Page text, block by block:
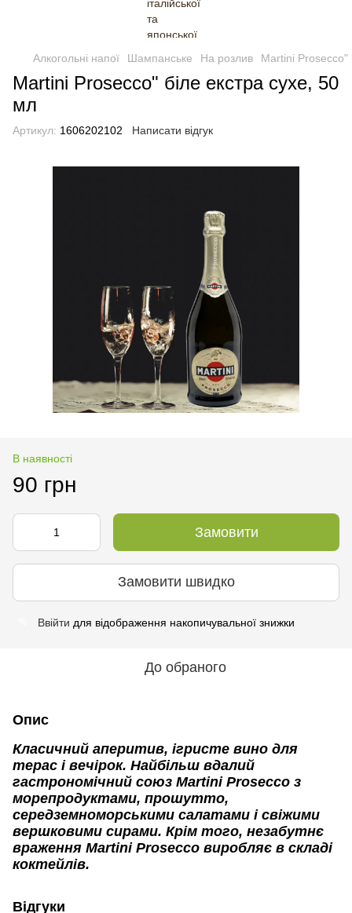
Алкогольні напої Шампанське На розлив Martini Prosecco"
Martini Prosecco" біле екстра сухе, 50
мл
Артикул: 1606202102 Написати відгук
В наявності
90 грн
Замовити
Замовити швидко
Ввійти для відображення накопичувальної знижки
До обраного
Опис
Класичний аперитив, ігристе вино для
терас і вечірок. Найбільш вдалий
гастрономічний союз Martini Prosecco з
морепродуктами, прошутто,
середземноморськими салатами і свіжими
вершковими сирами. Крім того, незабутнє
враження Martini Prosecco виробляє в складі
коктейлів.
Відгуки